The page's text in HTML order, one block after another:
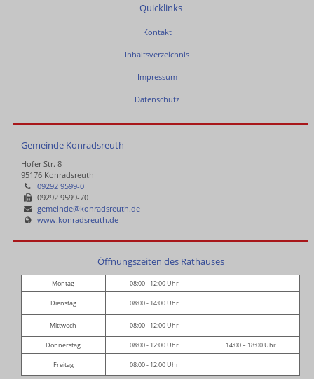
Quicklinks
Kontakt
Inhaltsverzeichnis
Impressum
Datenschutz
Gemeinde Konradsreuth
Hofer Str. 8
95176 Konradsreuth
09292 9599-0
09292 9599-70
gemeinde@konradsreuth.de
www.konradsreuth.de
Öffnungszeiten des Rathauses
Montag 08:00 - 12:00 Uhr
Dienstag 08:00 - 14:00 Uhr
Mittwoch 08:00 - 12:00 Uhr
Donnerstag 08:00 - 12:00 Uhr 14:00 – 18:00 Uhr
Freitag 08:00 - 12:00 Uhr